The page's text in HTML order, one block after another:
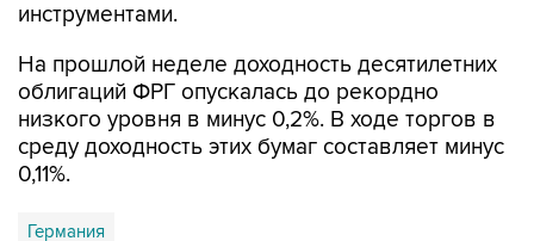
На прошлой неделе доходность десятилетних
низкого уровня в минус 0,2%. В ходе торгов в
среду доходность этих бумаг составляет минус
0,11%.
Германия